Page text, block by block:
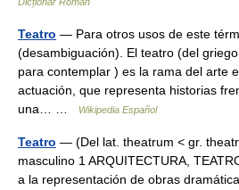
Teatro — Para otros usos de este
(desambiguación). El teatro (del
para contemplar ) es la rama del arte
actuación, que representa historias
una… …
Wikipedia Español
Teatro — (Del lat. theatrum < gr.
masculino 1 ARQUITECTURA,
a la representación de obras